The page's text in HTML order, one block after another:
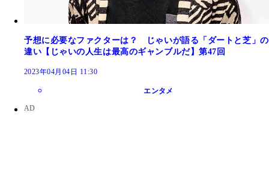
予想に必要なファクターは？ じゃいが語る「ダートと芝」の
違い【じゃいの人生は最高のギャンブルだ】第47回
2023年04月04日 11:30
エンタメ